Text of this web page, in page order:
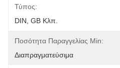
Τύπος:
DIN, GB Κλπ.
Ποσότητα Παραγγελίας Min:
Διαπραγματεύσιμα